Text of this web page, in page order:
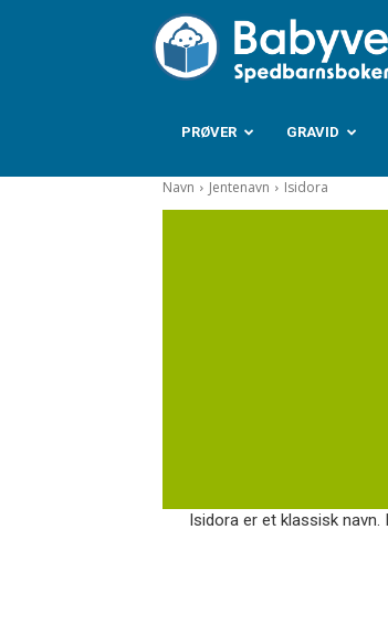
PRØVER GRAVID
Navn Jentenavn Isidora
Isidora er et klassisk